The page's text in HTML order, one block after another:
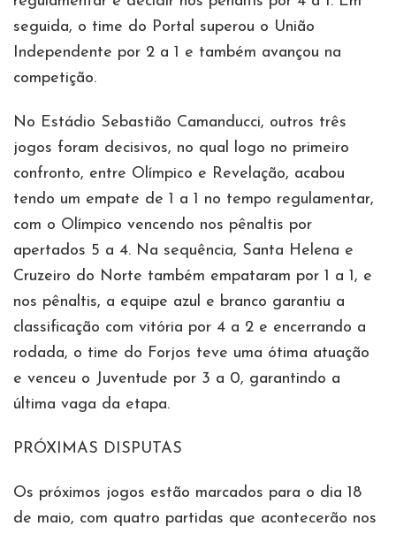
seguida, o time do Portal superou o União
Independente por 2 a 1 e também avançou na
competição.
No Estádio Sebastião Camanducci, outros três
jogos foram decisivos, no qual logo no primeiro
confronto, entre Olímpico e Revelação, acabou
tendo um empate de 1 a 1 no tempo regulamentar,
com o Olímpico vencendo nos pênaltis por
apertados 5 a 4. Na sequência, Santa Helena e
Cruzeiro do Norte também empataram por 1 a 1, e
nos pênaltis, a equipe azul e branco garantiu a
classificação com vitória por 4 a 2 e encerrando a
rodada, o time do Forjos teve uma ótima atuação
e venceu o Juventude por 3 a 0, garantindo a
última vaga da etapa.
PRÓXIMAS DISPUTAS
Os próximos jogos estão marcados para o dia 18
de maio, com quatro partidas que acontecerão nos